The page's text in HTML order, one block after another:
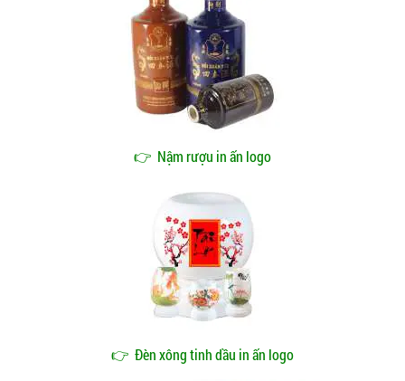
👉 Nậm rượu in ấn logo
👉 Đèn xông tinh dầu in ấn logo